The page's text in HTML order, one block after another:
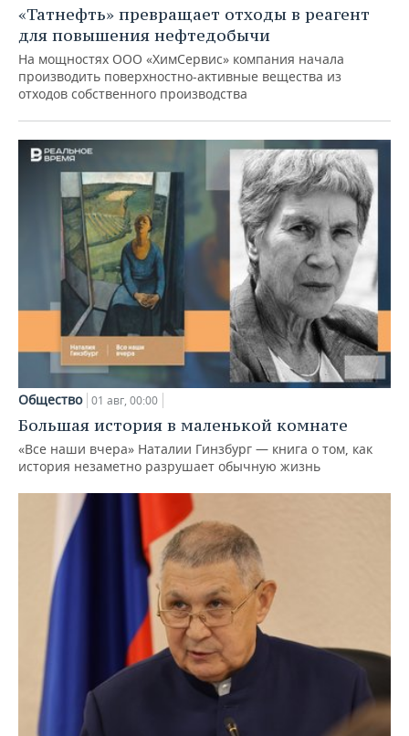
«Татнефть» превращает отходы в реагент
для повышения нефтедобычи
На мощностях ООО «ХимСервис» компания начала
производить поверхностно-активные вещества из
отходов собственного производства
Общество 01 авг, 00:00
Большая история в маленькой комнате
«Все наши вчера» Наталии Гинзбург — книга о том, как
история незаметно разрушает обычную жизнь